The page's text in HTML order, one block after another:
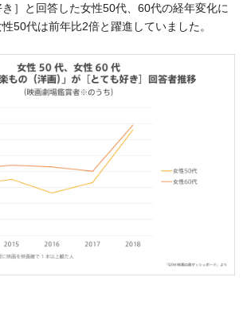
］と回答した女性50代、60代の経年変化に
50代は前年比2倍と躍進していました。